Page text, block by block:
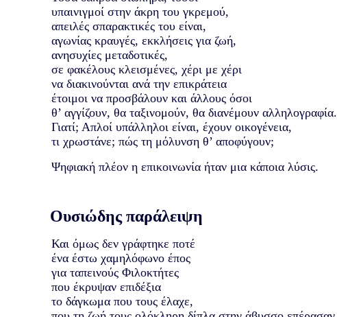
υπαινιγμοί στην άκρη του γκρεμού,
απειλές σπαρακτικές του είναι,
αγωνίας κραυγές, εκκλήσεις για ζωή,
ανησυχίες μεταδοτικές,
σε φακέλους κλεισμένες, χέρι με χέρι
να διακινούνται ανά την επικράτεια
έτοιμοι να προσβάλουν και άλλους όσοι
θ’ αγγίζουν, θα ταξινομούν, θα διανέμουν αλληλογραφία.
Γιατί; Απλοί υπάλληλοι είναι, έχουν οικογένεια,
τι χρωστάνε; πώς τη μόλυνση θ’ αποφύγουν;
Ψηφιακή πλέον η επικοινωνία ήταν μια κάποια λύσις.
Ουσιώδης παράλειψη
Και όμως δεν γράφτηκε ποτέ
ένα έστω χαμηλόφωνο έπος
για ταπεινούς Φιλοκτήτες
που έκρυψαν επιδέξια
το δάγκωμα που τους έλαχε,